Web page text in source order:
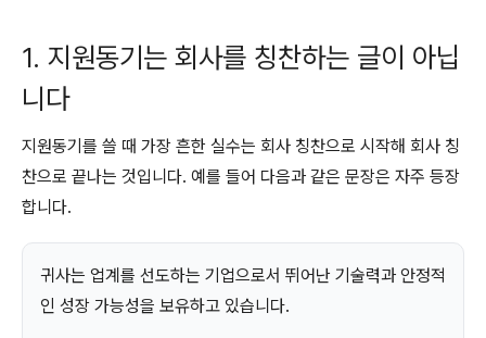
1. 지원동기는 회사를 칭찬하는 글이 아닙
니다
지원동기를 쓸 때 가장 흔한 실수는 회사 칭찬으로 시작해 회사 칭
찬으로 끝나는 것입니다. 예를 들어 다음과 같은 문장은 자주 등장
합니다.
귀사는 업계를 선도하는 기업으로서 뛰어난 기술력과 안정적
인 성장 가능성을 보유하고 있습니다.